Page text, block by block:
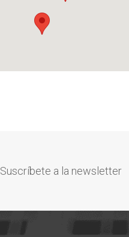
Suscríbete a la newsletter